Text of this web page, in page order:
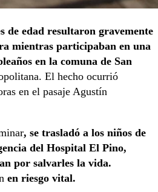
de edad resultaron gravemente
mientras participaban en una
en la comuna de San
El hecho ocurrió
en el pasaje Agustín
, se trasladó a los niños de
del Hospital El Pino,
por salvarles la vida.
en riesgo vital.